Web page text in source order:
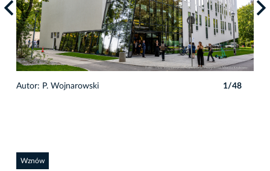
Autor: P. Wojnarowski 1/48
Wznów